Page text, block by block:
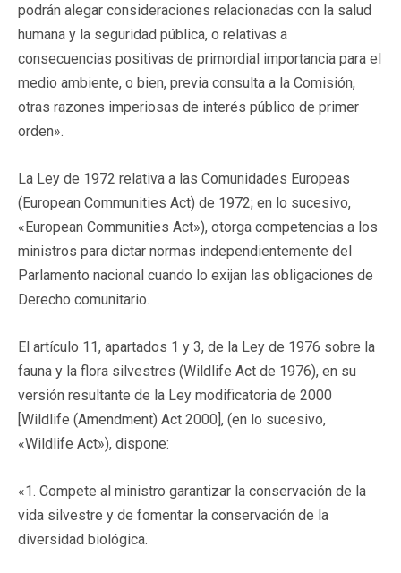
podrán alegar consideraciones relacionadas con la salud
humana y la seguridad pública, o relativas a
consecuencias positivas de primordial importancia para el
medio ambiente, o bien, previa consulta a la Comisión,
otras razones imperiosas de interés público de primer
orden».
La Ley de 1972 relativa a las Comunidades Europeas
(European Communities Act) de 1972; en lo sucesivo,
«European Communities Act»), otorga competencias a los
ministros para dictar normas independientemente del
Parlamento nacional cuando lo exijan las obligaciones de
Derecho comunitario.
El artículo 11, apartados 1 y 3, de la Ley de 1976 sobre la
fauna y la flora silvestres (Wildlife Act de 1976), en su
versión resultante de la Ley modificatoria de 2000
[Wildlife (Amendment) Act 2000], (en lo sucesivo,
«Wildlife Act»), dispone:
«1. Compete al ministro garantizar la conservación de la
vida silvestre y de fomentar la conservación de la
diversidad biológica.